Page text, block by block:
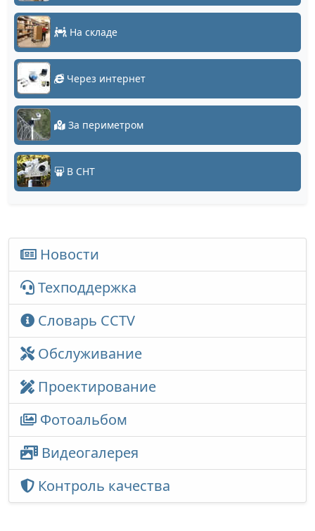
На складе
Через интернет
За периметром
В СНТ
Новости
Техподдержка
Словарь CCTV
Обслуживание
Проектирование
Фотоальбом
Видеогалерея
Контроль качества